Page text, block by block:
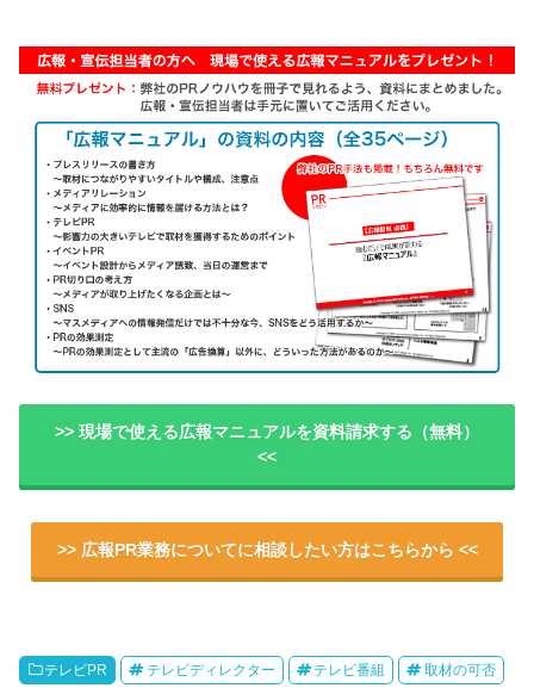
>> 現場で使える広報マニュアルを資料請求する（無料）
<<
>> 広報PR業務についてに相談したい方はこちらから <<
テレビPR テレビディレクター テレビ番組 取材の可否